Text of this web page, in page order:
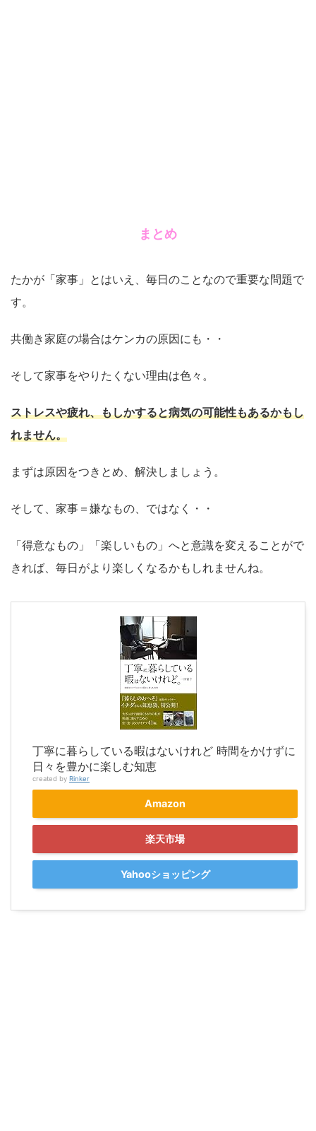
まとめ
たかが「家事」とはいえ、毎日のことなので重要な問題で
す。
共働き家庭の場合はケンカの原因にも・・
そして家事をやりたくない理由は色々。
ストレスや疲れ、もしかすると病気の可能性もあるかもし
れません。
まずは原因をつきとめ、解決しましょう。
そして、家事＝嫌なもの、ではなく・・
「得意なもの」「楽しいもの」へと意識を変えることがで
きれば、毎日がより楽しくなるかもしれませんね。
丁寧に暮らしている暇はないけれど 時間をかけずに
日々を豊かに楽しむ知恵
created by Rinker
Amazon
楽天市場
Yahooショッピング